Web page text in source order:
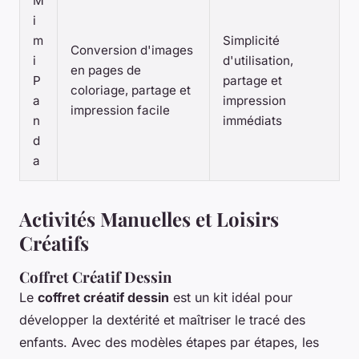
i
m
i
P
a
n
d
a
Conversion d'images
en pages de
coloriage, partage et
impression facile
Simplicité
d'utilisation,
partage et
impression
immédiats
Activités Manuelles et Loisirs
Créatifs
Coffret Créatif Dessin
Le coffret créatif dessin est un kit idéal pour
développer la dextérité et maîtriser le tracé des
enfants. Avec des modèles étapes par étapes, les